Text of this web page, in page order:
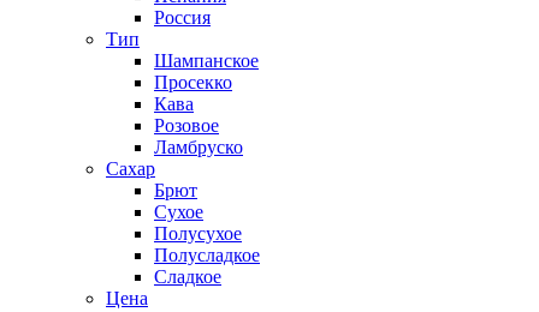
Россия
Тип
Шампанское
Просекко
Кава
Розовое
Ламбруско
Сахар
Брют
Сухое
Полусухое
Полусладкое
Сладкое
Цена